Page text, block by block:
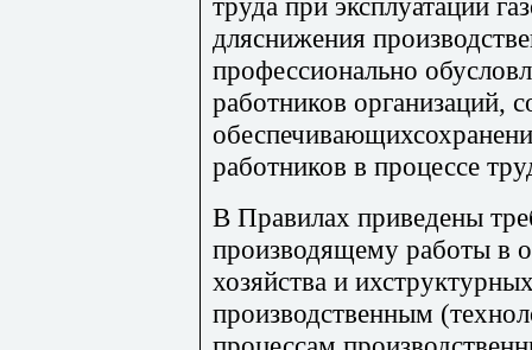
дляснижения
профессионально
работников организаций,
работников в процессе
В Правилах приведены
производящему работы в
хозяйства и
производственным